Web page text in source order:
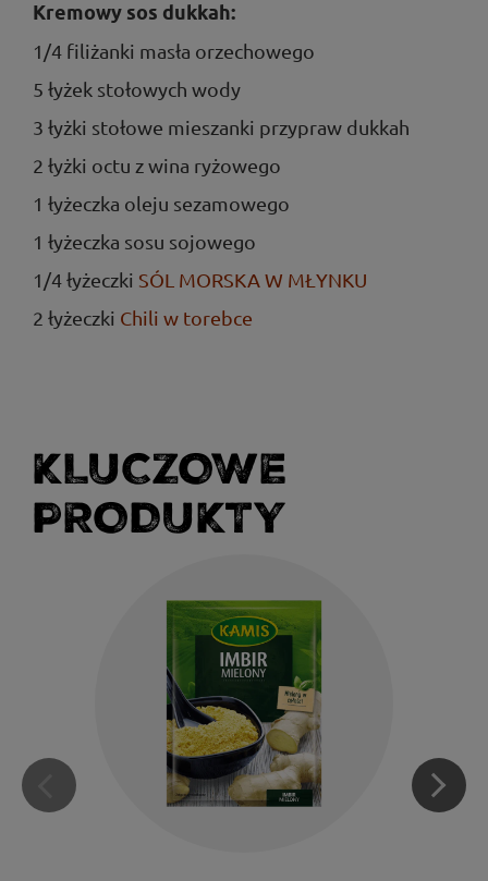
Kremowy sos dukkah:
1/4 filiżanki masła orzechowego
5 łyżek stołowych wody
3 łyżki stołowe mieszanki przypraw dukkah
2 łyżki octu z wina ryżowego
1 łyżeczka oleju sezamowego
1 łyżeczka sosu sojowego
1/4 łyżeczki SÓL MORSKA W MŁYNKU
2 łyżeczki Chili w torebce
KLUCZOWE
PRODUKTY